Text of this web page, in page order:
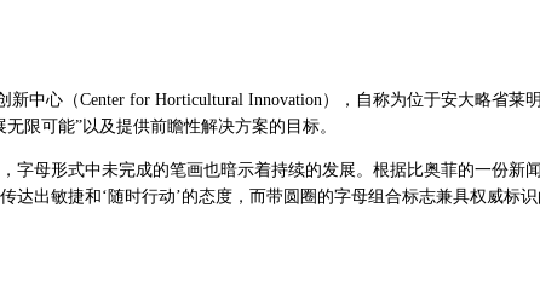
新中心（Center for Horticultural Innovation），自称为位于安大略省
限可能”以及提供前瞻性解决方案的目标。
字母形式中未完成的笔画也暗示着持续的发展。根据比奥菲的一份
达出敏捷和‘随时行动’的态度，而带圆圈的字母组合标志兼具权威标